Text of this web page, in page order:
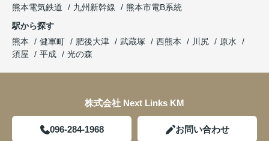
熊本電気鉄道
九州新幹線
熊本市電B系統
駅から探す
熊本
健軍町 肥後大津 武蔵塚 西熊本 川尻
原水
須屋
平成 光の森
株式会社 Next Links KM
096-284-1968 お問い合わせ